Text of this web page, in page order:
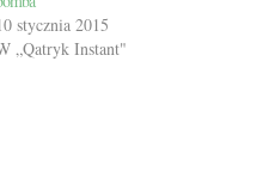
stycznia 2015
„Qatryk Instant"